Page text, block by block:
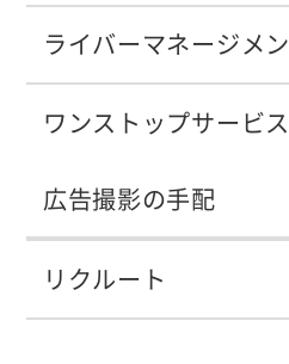
ライバーマネージメ
ワンストップサービス
広告撮影の手配
リクルート